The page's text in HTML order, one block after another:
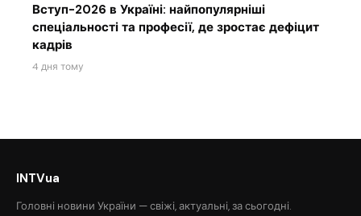
Вступ-2026 в Україні: найпопулярніші
спеціальності та професії, де зростає дефіцит
кадрів
4 дня тому
INTVua
Головні новини України — свіжі, актуальні, за сьогодні.